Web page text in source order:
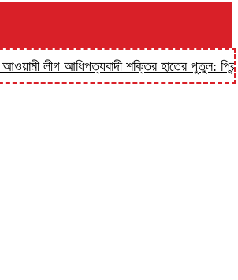
লীগ আধিপত্যবাদী শক্তির হাতের পুতুল: প্রিন্স